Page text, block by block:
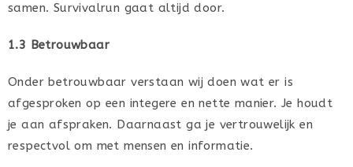
samen. Survivalrun gaat altijd door.
1.3 Betrouwbaar
Onder betrouwbaar verstaan wij doen wat er is
afgesproken op een integere en nette manier. Je houdt
je aan afspraken. Daarnaast ga je vertrouwelijk en
respectvol om met mensen en informatie.